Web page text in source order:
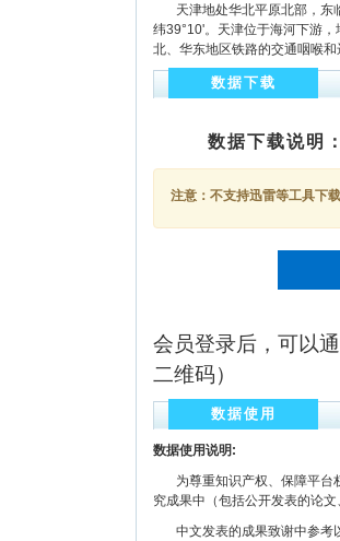
天津地处华北平原北部，东
纬39°10'。天津位于海河下游
北、华东地区铁路的交通咽喉
数据下载
数据下载说明
注意：不支持迅雷等工具下
会员登录后，可以
二维码）
数据使用
数据使用说明:
为尊重知识产权、保障平台
究成果中（包括公开发表的论
中文发表的成果致谢中参考